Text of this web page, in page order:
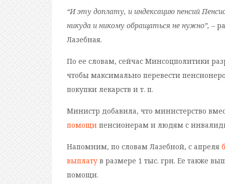
“И эту доплату, и индексацию пенсий
никуда и никому обращаться не нужно”, –
Лазебная.
По ее словам, сейчас Минсоцполитики
чтобы максимально перевести
покупки лекарств и т. п.
Министр добавила, что министерство
помощи пенсионерам и людям с
Напомним, по словам Лазебной, с апреля
выплату в размере 1 тыс. грн. Ее также
помощи.